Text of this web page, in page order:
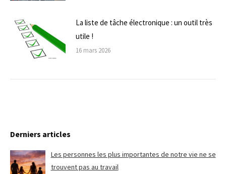
La liste de tâche électronique : un outil très
utile !
16 mars 2026
Derniers articles
Les personnes les plus importantes de notre vie ne se
trouvent pas au travail